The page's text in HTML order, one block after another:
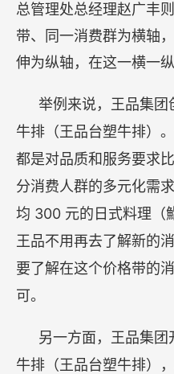
总管理处总经理赵广丰
带、同一消费群为横轴
伸为纵轴，在这一横一
举例来说，王品集团
牛排（王品台塑牛排）
都是对品质和服务要求
分消费人群的多元化需
均 300 元的日式料理（
王品不用再去了解新的
要了解在这个价格带的
可。
另一方面，王品集团
牛排（王品台塑牛排）